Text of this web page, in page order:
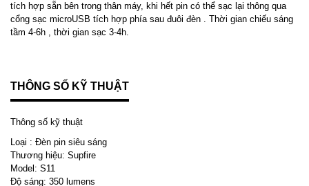
tích hợp sẵn bên trong thân máy, khi hết pin có thể sạc lại thông qua
cổng sạc microUSB tích hợp phía sau đuôi đèn . Thời gian chiếu sáng
tầm 4-6h , thời gian sạc 3-4h.
THÔNG SỐ KỸ THUẬT
Thông số kỹ thuật
Loại : Đèn pin siêu sáng
Thương hiệu: Supfire
Model: S11
Độ sáng: 350 lumens